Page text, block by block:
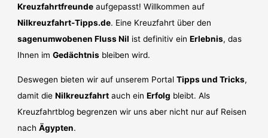
Kreuzfahrtfreunde aufgepasst! Willkommen auf
Nilkreuzfahrt-Tipps.de. Eine Kreuzfahrt über den
sagenumwobenen Fluss Nil ist definitiv einErlebnis, das
Ihnen imGedächtnis bleiben wird.
Deswegen bieten wir auf unserem PortalTipps und Tricks,
damit dieNilkreuzfahrt auch einErfolg bleibt. Als
Kreuzfahrtblog begrenzen wir uns aber nicht nur auf Reisen
nachÄgypten.